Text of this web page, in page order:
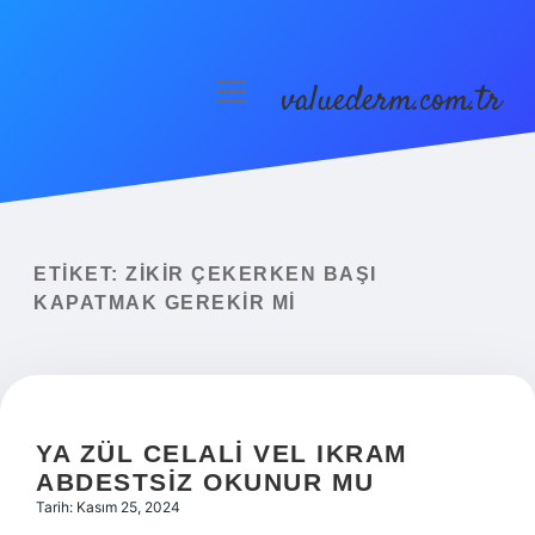
Yasal Uyarı
menüyüvaluederm.com.tr
ETIKET: ZIKIR ÇEKERKEN BAŞI
KAPATMAK GEREKIR MI
YA ZÜL CELALI VEL IKRAM
ABDESTSIZ OKUNUR MU
Tarih: Kasım 25, 2024